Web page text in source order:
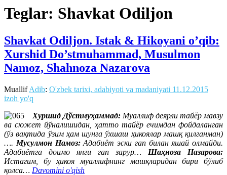
Teglar: Shavkat Odiljon
Shavkat Odiljon. Istak & Hikoyani o’qib:
Xurshid Do’stmuhammad, Musulmon
Namoz, Shahnoza Nazarova
MuallifAdib: O'zbek tarixi, adabiyoti va madaniyati 11.12.2015
izoh yo'q
Хуршид Дўстмуҳаммад: Муаллиф деярли тайёр мавзу
ва сюжет йўналишидан, ҳатто тайёр ечимдан фойдаланган
(ўз вақтида ўзим ҳам шунга ўхшаш ҳикоялар машқ қилганман)
…. Мусулмон Намоз:Адабиёт эски гап билан яшай олмайди.
Адабиётга доимо янги гап зарур… Шаҳноза Назарова:
Истагим, бу ҳикоя муаллифнинг машқларидан бири бўлиб
қолса… Davomini o'qish